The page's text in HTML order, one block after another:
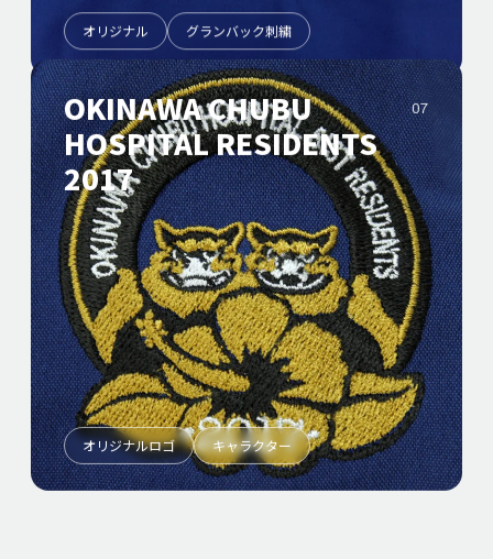
オリジナル グランバック刺繍
OKINAWA CHUBU
HOSPITAL RESIDENTS
2017
07
オリジナルロゴ キャラクター